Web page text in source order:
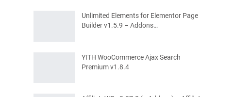
Unlimited Elements for Elementor Page
Builder v1.5.9 – Addons…
YITH WooCommerce Ajax Search
Premium v1.8.4